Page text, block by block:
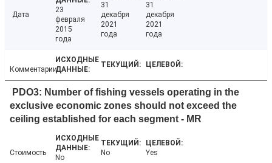
Дата
23
февраля
2015
года
31
декабря
2021
года
31
декабря
2021
года
Комментарии
PDO3: Number of fishing vessels operating in the
exclusive economic zones should not exceed the
ceiling established for each segment - MR
Стоимость
No
No Yes